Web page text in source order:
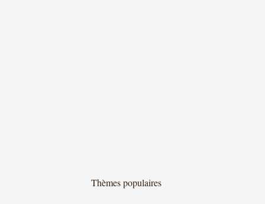
Thèmes populaires